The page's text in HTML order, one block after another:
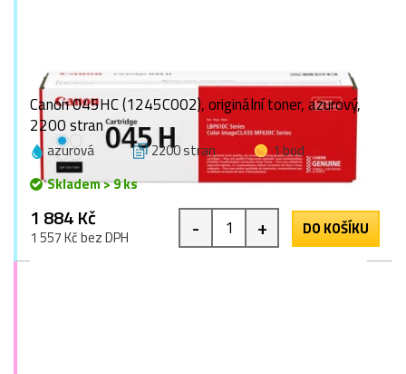
Canon 045HC (1245C002), originální toner, azurový,
2200 stran
azurová 2200 stran
1 bod
Skladem > 9 ks
1 884 Kč
1 557 Kč bez DPH - + DO KOŠÍKU